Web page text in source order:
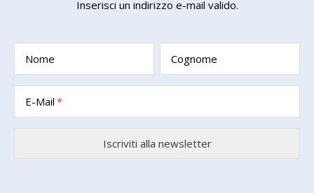
Inserisci un indirizzo e-mail valido.
Nome Cognome
E-Mail